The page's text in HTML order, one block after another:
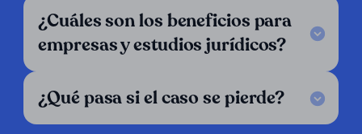
¿Cuáles son los beneficios para
empresas y estudios jurídicos?
¿Qué pasa si el caso se pierde?
LinkedIn
Operamos en:
Bélgica
Bolivia
Brasil